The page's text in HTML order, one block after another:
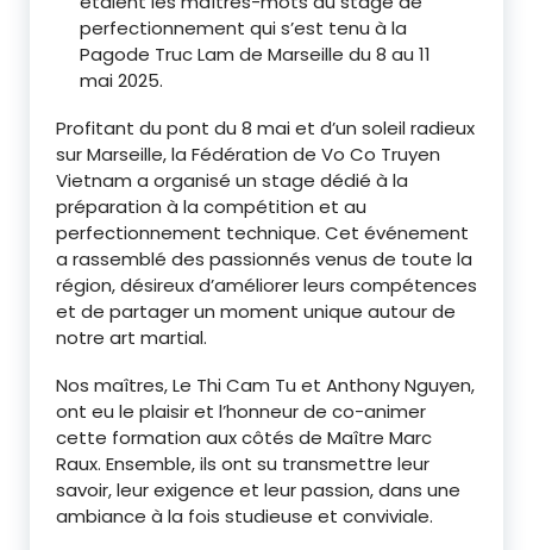
perfectionnement qui s’est tenu à la
Pagode Truc Lam de Marseille du 8 au 11
mai 2025.
Profitant du pont du 8 mai et d’un soleil radieux
sur Marseille, la Fédération de Vo Co Truyen
Vietnam a organisé un stage dédié à la
préparation à la compétition et au
perfectionnement technique. Cet événement
a rassemblé des passionnés venus de toute la
région, désireux d’améliorer leurs compétences
et de partager un moment unique autour de
notre art martial.
Nos maîtres, Le Thi Cam Tu et Anthony Nguyen,
ont eu le plaisir et l’honneur de co-animer
cette formation aux côtés de Maître Marc
Raux. Ensemble, ils ont su transmettre leur
savoir, leur exigence et leur passion, dans une
ambiance à la fois studieuse et conviviale.